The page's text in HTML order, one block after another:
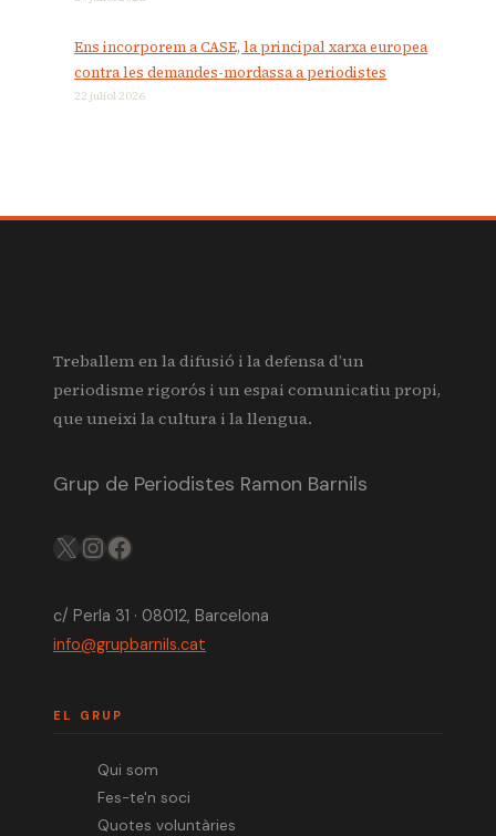
Ens incorporem a CASE, la principal xarxa europea
contra les demandes-mordassa a periodistes
22 juliol 2026
Treballem en la difusió i la defensa d’un
periodisme rigorós i un espai comunicatiu propi,
que uneixi la cultura i la llengua.
Grup de Periodistes Ramon Barnils
X IGFB
c/ Perla 31 · 08012, Barcelona
info@grupbarnils.cat
EL GRUP
Qui som
Fes-te'n soci
Quotes voluntàries